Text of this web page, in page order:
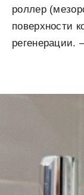
роллер
поверхности
регенерации.